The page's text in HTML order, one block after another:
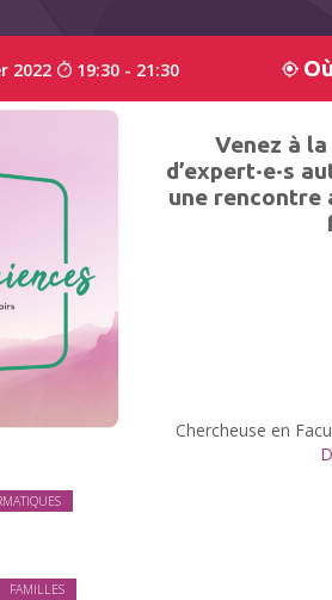
2022 19:30 - 21:30
FAMILLES
Venez à
d’expert·e·s
une rencontre
Chercheuse en